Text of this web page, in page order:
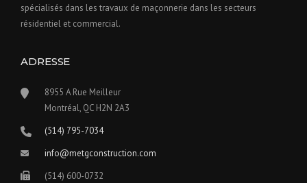
spécialisés dans les travaux de maçonnerie dans les secteurs
résidentiel et commercial.
ADRESSE
8955 A Rue Meilleur​
Montréal, QC H2N 2A3
(514) 795-7034
info@metgconstruction.com
(514) 600-0732